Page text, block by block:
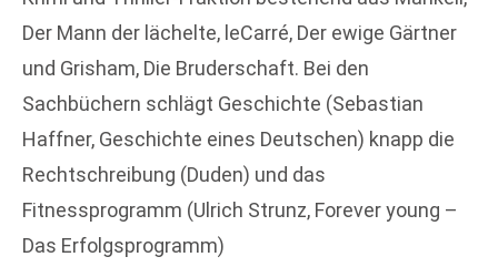
Der Mann der lächelte, leCarré, Der ewige Gärtner
und Grisham, Die Bruderschaft. Bei den
Sachbüchern schlägt Geschichte (Sebastian
Haffner, Geschichte eines Deutschen) knapp die
Rechtschreibung (Duden) und das
Fitnessprogramm (Ulrich Strunz, Forever young –
Das Erfolgsprogramm)